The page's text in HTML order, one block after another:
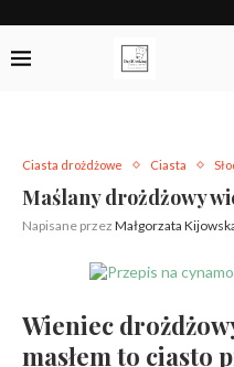
Ciasta drożdżowe Ciasta
Maślany drożdżowy
Napisane przez Małgorzata
Wieniec
masłem to ciasto